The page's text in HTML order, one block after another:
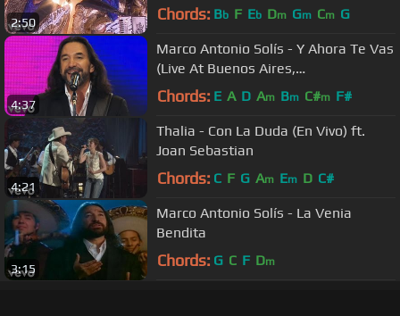
2:50 Chords: Bb F Eb Dm Gm Cm G
4:37
Marco Antonio Solís - Y Ahora Te Vas
(Live At Buenos Aires,
Argentina/2011)
Chords: E A D Am Bm C#m F#
4:21
Thalia - Con La Duda (En Vivo) ft.
Joan Sebastian
Chords: C F G Am Em D C#
3:15
Marco Antonio Solís - La Venia
Bendita
Chords: G C F Dm